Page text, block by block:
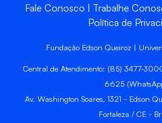
Fale Conosco Trabalhe
Política de
Fundação Edson Queiroz |
Central de Atendimento: (85) 3477-
6625
Av. Washington Soares, 1321 - Edson
Fortaleza / CE -